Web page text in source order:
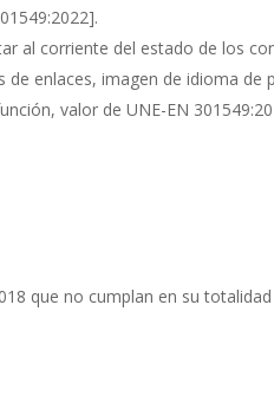
.
al corriente del estado de los
enlaces, imagen de idioma de
valor de UNE-EN
que no cumplan en su